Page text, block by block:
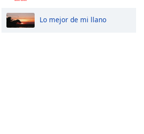
Lo mejor de mi llano